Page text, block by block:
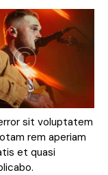
sit voluptatem
rem aperiam
et quasi